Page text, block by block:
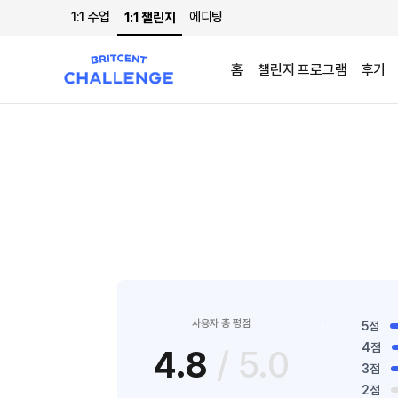
1:1 수업 1:1 챌린지 에디팅
홈 챌린지 프로그램 후기
사용자 총 평점
4.8 / 5.0
5점
4점
3점
2점